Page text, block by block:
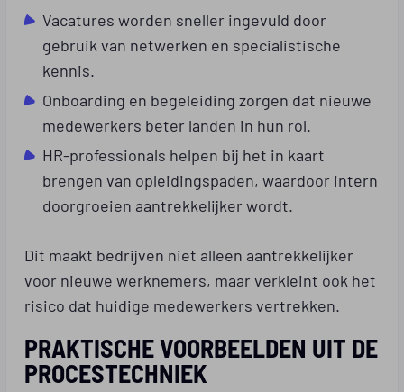
Vacatures worden sneller ingevuld door
gebruik van netwerken en specialistische
kennis.
Onboarding en begeleiding zorgen dat nieuwe
medewerkers beter landen in hun rol.
HR-professionals helpen bij het in kaart
brengen van opleidingspaden, waardoor intern
doorgroeien aantrekkelijker wordt.
Dit maakt bedrijven niet alleen aantrekkelijker
voor nieuwe werknemers, maar verkleint ook het
risico dat huidige medewerkers vertrekken.
PRAKTISCHE VOORBEELDEN UIT DE
PROCESTECHNIEK